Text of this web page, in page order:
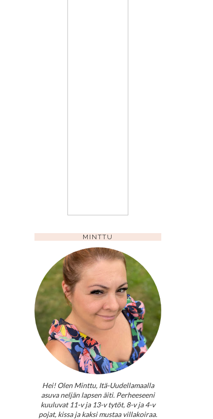
MINTTU
Hei! Olen Minttu, Itä-Uudellamaalla
asuva neljän lapsen äiti. Perheeseeni
kuuluvat 11-v ja 13-v tytöt, 8-v ja 4-v
pojat, kissa ja kaksi mustaa villakoiraa.